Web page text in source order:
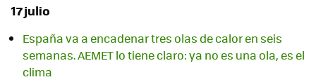
17 julio
España va a encadenar tres olas de calor en seis
semanas. AEMET lo tiene claro: ya no es una ola, es el
clima